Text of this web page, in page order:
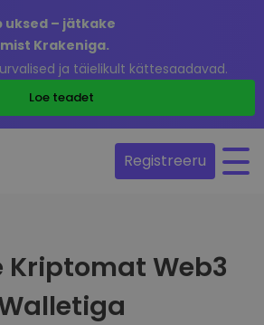
– jätkake
Krakeniga.
ja täielikult kättesaadavad.
Loe teadet
Registreeru
Kriptomat Web3